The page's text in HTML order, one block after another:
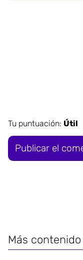
Tu puntuación: Útil
Más